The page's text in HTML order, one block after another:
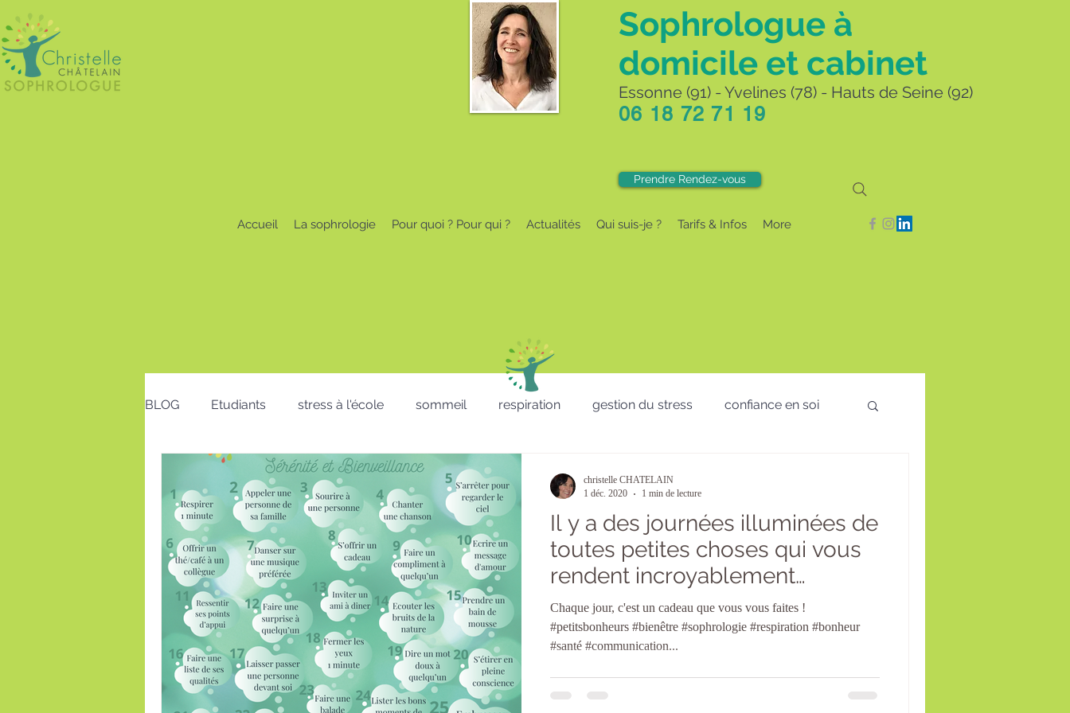
Sophrologue à
domicile et cabinet
Essonne (91) - Yvelines (78) - Hauts de Seine (92)
06 18 72 71 19
Prendre Rendez-vous
Accueil La sophrologie Pour quoi ? Pour qui ? Actualités Qui suis-je ? Tarifs & Infos More
BLOG Etudiants stress à l'école sommeil respiration gestion du stress confiance en soi
Bon cadeau RH - CSE - Formation - QVT
calendrier action positive Téléthon Enfants lâcher prise télétravail visio
postures au travail Voeux micro sieste Saint Valentin
insomnie
Il y a des journées illuminées de
toutes petites choses qui vous
rendent incroyablement
heureux !
Chaque jour, c'est un cadeau que vous vous faites !
#petitsbonheurs #bienêtre #sophrologie #respiration #bonheur
#santé #communication...
christelle CHATELAIN
1 déc. 2020
1 min de lecture